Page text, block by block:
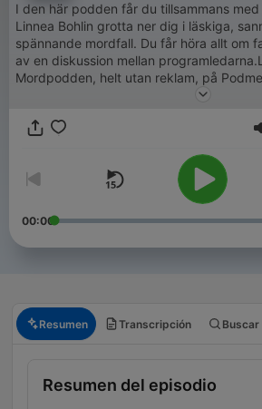
I den här podden får du tillsammans
Linnea Bohlin grotta ner dig i läskiga,
spännande mordfall. Du får höra allt om
av en diskussion mellan
Mordpodden, helt utan reklam, på
podme.com - de första 14 dagarna är
00:00
Resumen Transcripción Buscar
Resumen del episodio